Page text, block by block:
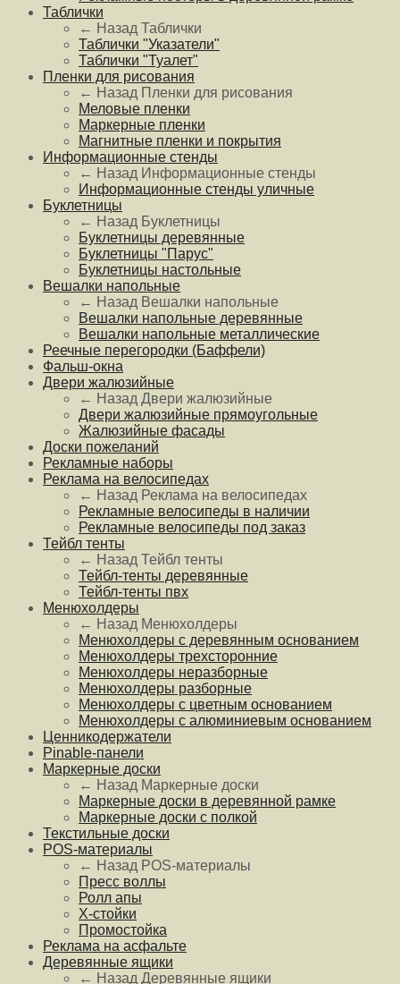
Таблички
← Назад Таблички
Таблички "Указатели"
Таблички "Туалет"
Пленки для рисования
← Назад Пленки для рисования
Меловые пленки
Маркерные пленки
Магнитные пленки и покрытия
Информационные стенды
← Назад Информационные стенды
Информационные стенды уличные
Буклетницы
← Назад Буклетницы
Буклетницы деревянные
Буклетницы "Парус"
Буклетницы настольные
Вешалки напольные
← Назад Вешалки напольные
Вешалки напольные деревянные
Вешалки напольные металлические
Реечные перегородки (Баффели)
Фальш-окна
Двери жалюзийные
← Назад Двери жалюзийные
Двери жалюзийные прямоугольные
Жалюзийные фасады
Доски пожеланий
Рекламные наборы
Реклама на велосипедах
← Назад Реклама на велосипедах
Рекламные велосипеды в наличии
Рекламные велосипеды под заказ
Тейбл тенты
← Назад Тейбл тенты
Тейбл-тенты деревянные
Тейбл-тенты пвх
Менюхолдеры
← Назад Менюхолдеры
Менюхолдеры с деревянным основанием
Менюхолдеры трехсторонние
Менюхолдеры неразборные
Менюхолдеры разборные
Менюхолдеры с цветным основанием
Менюхолдеры с алюминиевым основанием
Ценникодержатели
Pinable-панели
Маркерные доски
← Назад Маркерные доски
Маркерные доски в деревянной рамке
Маркерные доски с полкой
Текстильные доски
POS-материалы
← Назад POS-материалы
Пресс воллы
Ролл апы
Х-стойки
Промостойка
Реклама на асфальте
Деревянные ящики
← Назад Деревянные ящики